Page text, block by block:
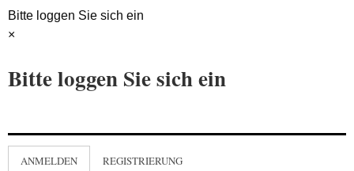
Bitte loggen Sie sich ein
×
Bitte loggen Sie sich ein
ANMELDEN REGISTRIERUNG